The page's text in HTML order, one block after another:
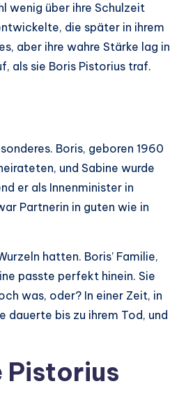
wenig über ihre Schulzeit
die später in ihrem
aber ihre wahre Stärke lag in
als sie Boris Pistorius traf.
Boris, geboren 1960
und Sabine wurde
er als Innenminister in
Partnerin in guten wie in
hatten. Boris’ Familie,
passte perfekt hinein. Sie
was, oder? In einer Zeit, in
dauerte bis zu ihrem Tod, und
Pistorius